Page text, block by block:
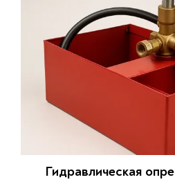
Гидравлическая